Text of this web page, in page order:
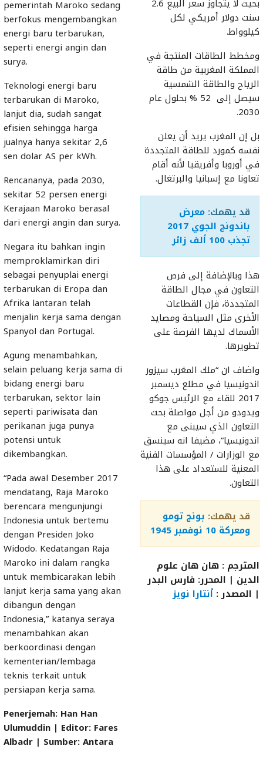
بحيث لا يتجاوز سعر البيع 2.6
سنت دولار أمريكي لكل
كيلوواط.
ومخطط الطاقات المنتجة في
المملكة المغربية من طاقة
الرياح والطاقة الشمسية
سيصل إلى 52 % بحلول عام
2030.
بل إن المغرب يريد أن يعلن
نفسه كمورد للطاقة المتجددة
في أوروبا وأفريقيا لأنه أقام
تعاونا مع إسبانيا والبرتغال.
قد يهمك: معرض
باندونج الجوي 2017
تجذب 100 ألف زائر
هذا وبالإضافة إلى فرص
التعاون في مجال الطاقة
المتجددة، فإن القطاعات
الأخرى مثل السياحة ومصايد
الأسماك لديها الفرصة على
تطويرها.
واضاف ان “ملك المغرب سيزور
اندونيسيا في مطلع ديسمبر
2017 للقاء مع الرئيس جوكو
ويدودو من أجل مواصلة بحث
التعاون الذي سيبنى مع
اندونيسيا”، مضيفا انه سينسق
مع الوزارات / المؤسسات الفنية
المعنية للستعداد على هذا
التعاون.
قد يهمك: بونج تومو
ومعركة 10 نوفمبر 1945
المترجم : هان هان علوم
الدين | المحرر: فارس البدر
| المصدر : أنتارا نويز
pemerintah Maroko sedang
berfokus mengembangkan
energi baru terbarukan,
seperti energi angin dan
surya.
Teknologi energi baru
terbarukan di Maroko,
lanjut dia, sudah sangat
efisien sehingga harga
jualnya hanya sekitar 2,6
sen dolar AS per kWh.
Rencananya, pada 2030,
sekitar 52 persen energi
Kerajaan Maroko berasal
dari energi angin dan surya.
Negara itu bahkan ingin
memproklamirkan diri
sebagai penyuplai energi
terbarukan di Eropa dan
Afrika lantaran telah
menjalin kerja sama dengan
Spanyol dan Portugal.
Agung menambahkan,
selain peluang kerja sama di
bidang energi baru
terbarukan, sektor lain
seperti pariwisata dan
perikanan juga punya
potensi untuk
dikembangkan.
“Pada awal Desember 2017
mendatang, Raja Maroko
berencara mengunjungi
Indonesia untuk bertemu
dengan Presiden Joko
Widodo. Kedatangan Raja
Maroko ini dalam rangka
untuk membicarakan lebih
lanjut kerja sama yang akan
dibangun dengan
Indonesia,” katanya seraya
menambahkan akan
berkoordinasi dengan
kementerian/lembaga
teknis terkait untuk
persiapan kerja sama.
Penerjemah: Han Han
Ulumuddin | Editor: Fares
Albadr | Sumber: Antara